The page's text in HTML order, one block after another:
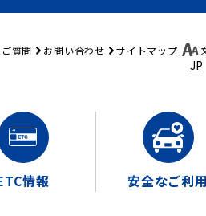
質問 お問い合わせ サイトマップ
JP
情報 安全なご利用